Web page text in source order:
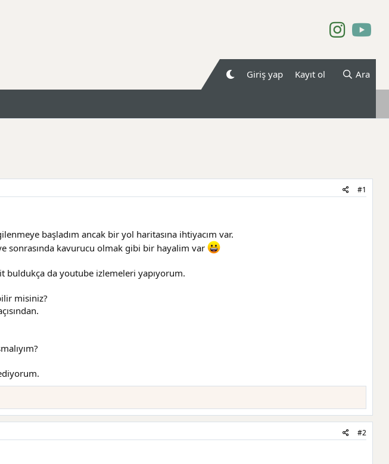
Giriş yap Kayıt ol Ara
#1
başladım ancak bir yol haritasına ihtiyacım var.
sonrasında kavurucu olmak gibi bir hayalim var
da youtube izlemeleri yapıyorum.
misiniz?
#2